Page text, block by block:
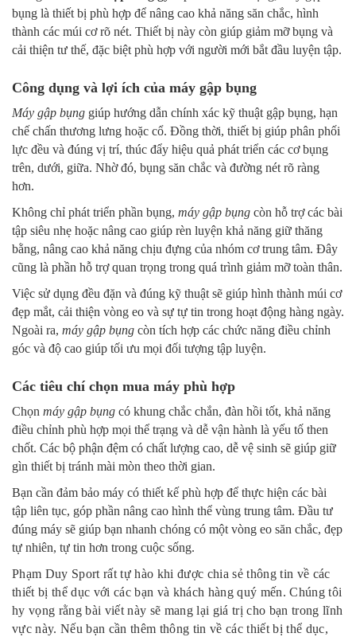
bụng là thiết bị phù hợp để nâng cao khả năng săn chắc, hình
thành các múi cơ rõ nét. Thiết bị này còn giúp giảm mỡ bụng và
cải thiện tư thế, đặc biệt phù hợp với người mới bắt đầu luyện tập.
Công dụng và lợi ích của máy gập bụng
Máy gập bụng giúp hướng dẫn chính xác kỹ thuật gập bụng, hạn
chế chấn thương lưng hoặc cổ. Đồng thời, thiết bị giúp phân phối
lực đều và đúng vị trí, thúc đẩy hiệu quả phát triển các cơ bụng
trên, dưới, giữa. Nhờ đó, bụng săn chắc và đường nét rõ ràng
hơn.
Không chỉ phát triển phần bụng, máy gập bụng còn hỗ trợ các bài
tập siêu nhẹ hoặc nâng cao giúp rèn luyện khả năng giữ thăng
bằng, nâng cao khả năng chịu đựng của nhóm cơ trung tâm. Đây
cũng là phần hỗ trợ quan trọng trong quá trình giảm mỡ toàn thân.
Việc sử dụng đều đặn và đúng kỹ thuật sẽ giúp hình thành múi cơ
đẹp mắt, cải thiện vòng eo và sự tự tin trong hoạt động hàng ngày.
Ngoài ra, máy gập bụng còn tích hợp các chức năng điều chỉnh
góc và độ cao giúp tối ưu mọi đối tượng tập luyện.
Các tiêu chí chọn mua máy phù hợp
Chọn máy gập bụng có khung chắc chắn, đàn hồi tốt, khả năng
điều chỉnh phù hợp mọi thể trạng và dễ vận hành là yếu tố then
chốt. Các bộ phận đệm có chất lượng cao, dễ vệ sinh sẽ giúp giữ
gìn thiết bị tránh mài mòn theo thời gian.
Bạn cần đảm bảo máy có thiết kế phù hợp để thực hiện các bài
tập liên tục, góp phần nâng cao hình thể vùng trung tâm. Đầu tư
đúng máy sẽ giúp bạn nhanh chóng có một vòng eo săn chắc, đẹp
tự nhiên, tự tin hơn trong cuộc sống.
Phạm Duy Sport rất tự hào khi được chia sẻ thông tin về các
thiết bị thể dục với các bạn và khách hàng quý mến. Chúng tôi
hy vọng rằng bài viết này sẽ mang lại giá trị cho bạn trong lĩnh
vực này. Nếu bạn cần thêm thông tin về các thiết bị thể dục,